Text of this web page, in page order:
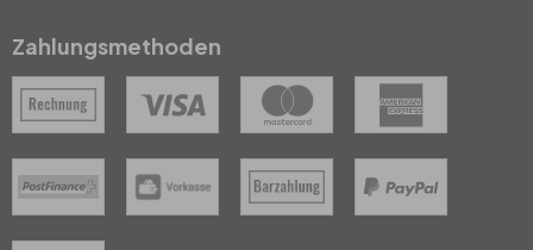
Zahlungsmethoden